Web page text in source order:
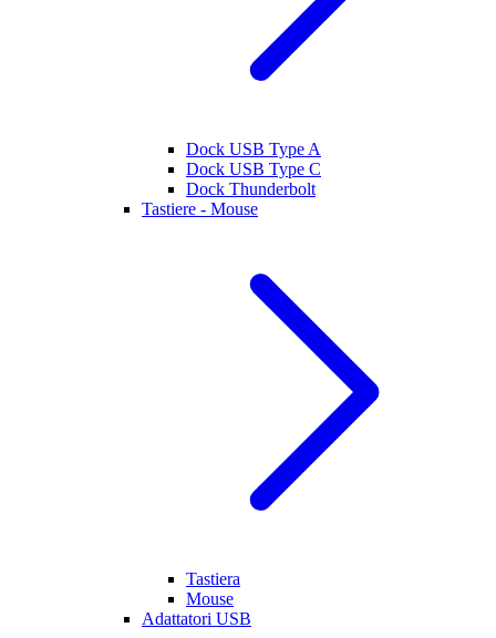
Dock USB Type A
Dock USB Type C
Dock Thunderbolt
Tastiere - Mouse
Tastiera
Mouse
Adattatori USB